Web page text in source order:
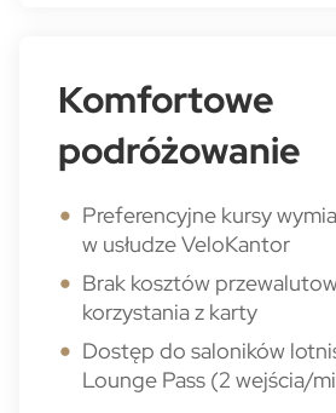
Komfortowe
podróżowanie
Preferencyjne kursy
w usłudze VeloKantor
Brak kosztów
korzystania z karty
Dostęp do saloników
Lounge Pass (2 wejścia/